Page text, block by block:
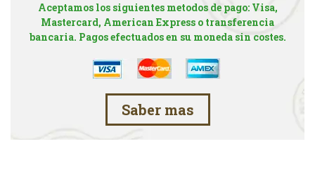
Aceptamos los siguientes metodos de pago: Visa,
Mastercard, American Express o transferencia
bancaria. Pagos efectuados en su moneda sin costes.
Saber mas